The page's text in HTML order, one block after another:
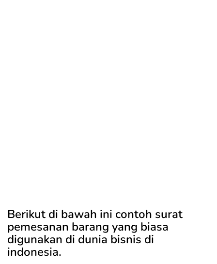
Berikut di bawah ini contoh surat
pemesanan barang yang biasa
digunakan di dunia bisnis di
indonesia.